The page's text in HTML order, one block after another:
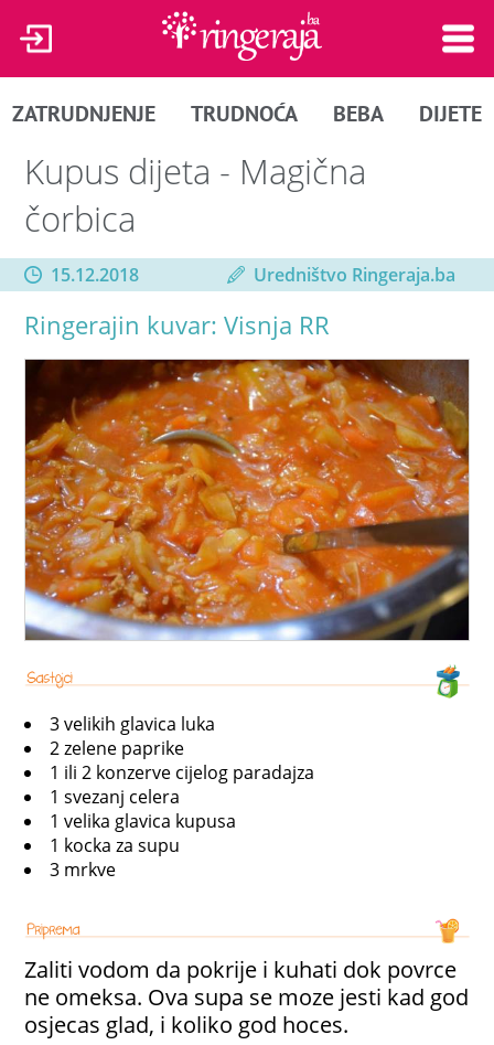
ZATRUDNJENJE TRUDNOĆA BEBA DIJETE
Kupus dijeta - Magična
čorbica
15.12.2018 Uredništvo Ringeraja.ba
Ringerajin kuvar: Visnja RR
3 velikih glavica luka
2 zelene paprike
1 ili 2 konzerve cijelog paradajza
1 svezanj celera
1 velika glavica kupusa
1 kocka za supu
3 mrkve
Zaliti vodom da pokrije i kuhati dok povrce
ne omeksa. Ova supa se moze jesti kad god
osjecas glad, i koliko god hoces.